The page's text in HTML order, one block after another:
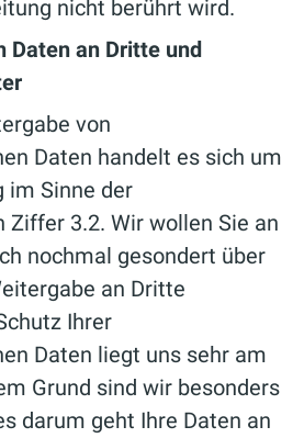
nicht berührt wird.
Daten an Dritte und
von
Daten handelt es sich um
im Sinne der
Ziffer 3.2. Wir wollen Sie an
nochmal gesondert über
an Dritte
Ihrer
Daten liegt uns sehr am
Grund sind wir besonders
darum geht Ihre Daten an